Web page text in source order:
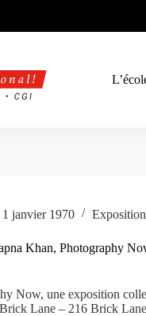
1 janvier 1970 Exposition
Khan, Photography
Now, une exposition
Lane – 216 Brick